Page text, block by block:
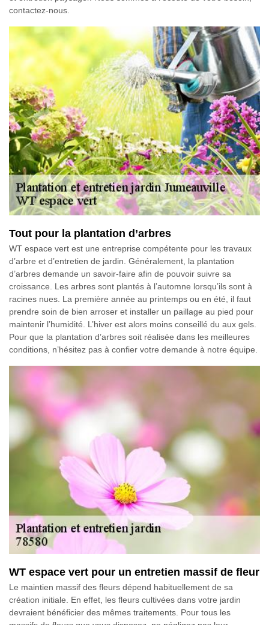
contactez-nous.
Tout pour la plantation d’arbres
WT espace vert est une entreprise compétente pour les travaux
d’arbre et d’entretien de jardin. Généralement, la plantation
d’arbres demande un savoir-faire afin de pouvoir suivre sa
croissance. Les arbres sont plantés à l’automne lorsqu’ils sont à
racines nues. La première année au printemps ou en été, il faut
prendre soin de bien arroser et installer un paillage au pied pour
maintenir l’humidité. L’hiver est alors moins conseillé du aux gels.
Pour que la plantation d’arbres soit réalisée dans les meilleures
conditions, n’hésitez pas à confier votre demande à notre équipe.
WT espace vert pour un entretien massif de fleur
Le maintien massif des fleurs dépend habituellement de sa
création initiale. En effet, les fleurs cultivées dans votre jardin
devraient bénéficier des mêmes traitements. Pour tous les